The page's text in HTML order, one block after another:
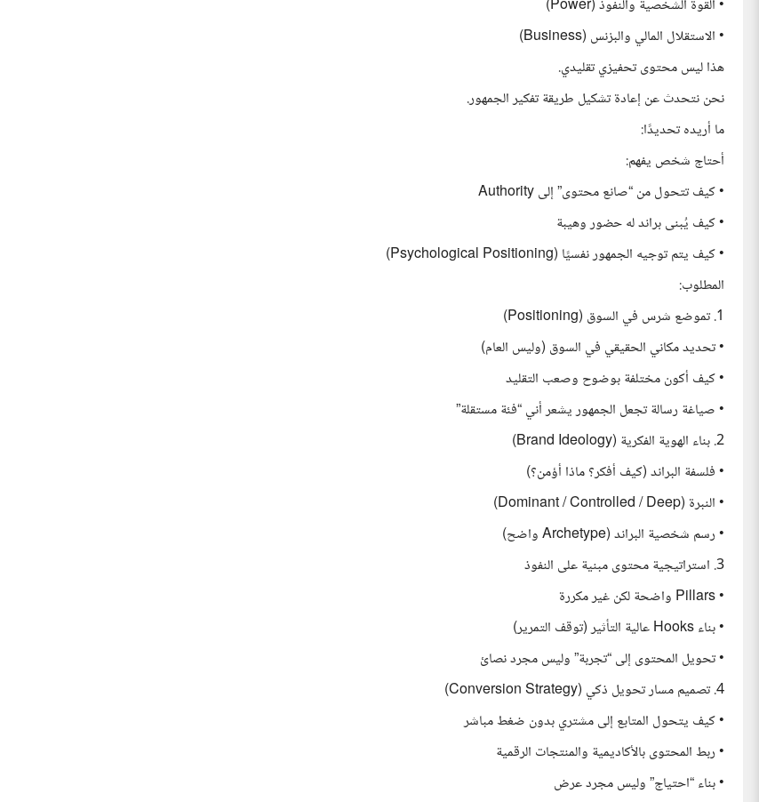
• القوة الشخصية والنفوذ (Power)
• الاستقلال المالي والبزنس (Business)
هذا ليس محتوى تحفيزي تقليدي.
نحن نتحدث عن إعادة تشكيل طريقة تفكير الجمهور.
ما أريده تحديدًا:
أحتاج شخص يفهم:
• كيف تتحول من “صانع محتوى” إلى Authority
• كيف يُبنى براند له حضور وهيبة
• كيف يتم توجيه الجمهور نفسيًا (Psychological Positioning)
المطلوب:
1. تموضع شرس في السوق (Positioning)
• تحديد مكاني الحقيقي في السوق (وليس العام)
• كيف أكون مختلفة بوضوح وصعب التقليد
• صياغة رسالة تجعل الجمهور يشعر أني “فئة مستقلة”
2. بناء الهوية الفكرية (Brand Ideology)
• فلسفة البراند (كيف أفكر؟ ماذا أؤمن؟)
• النبرة (Dominant / Controlled / Deep)
• رسم شخصية البراند (Archetype واضح)
3. استراتيجية محتوى مبنية على النفوذ
• Pillars واضحة لكن غير مكررة
• بناء Hooks عالية التأثير (توقف التمرير)
• تحويل المحتوى إلى “تجربة” وليس مجرد نصائ
4. تصميم مسار تحويل ذكي (Conversion Strategy)
• كيف يتحول المتابع إلى مشتري بدون ضغط مباشر
• ربط المحتوى بالأكاديمية والمنتجات الرقمية
• بناء “احتياج” وليس مجرد عرض